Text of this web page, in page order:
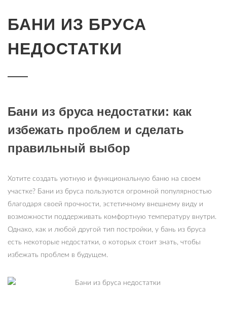
БАНИ ИЗ БРУСА
НЕДОСТАТКИ
Бани из бруса недостатки: как
избежать проблем и сделать
правильный выбор
Хотите создать уютную и функциональную баню на своем
участке? Бани из бруса пользуются огромной популярностью
благодаря своей прочности, эстетичному внешнему виду и
возможности поддерживать комфортную температуру внутри.
Однако, как и любой другой тип постройки, у бань из бруса
есть некоторые недостатки, о которых стоит знать, чтобы
избежать проблем в будущем.